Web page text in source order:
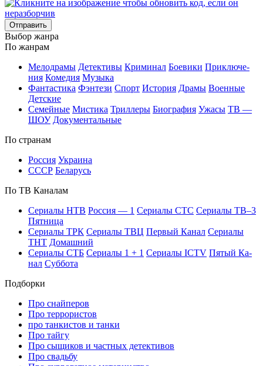
Отправить
Вы­бор жан­ра
По жан­рам
Ме­ло­дра­мы Де­тек­ти­вы Кри­ми­нал Бое­ви­ки При­клю­че­
ния Ко­ме­дия Му­зы­ка
Фан­та­сти­ка Фэн­те­зи Спорт Ис­то­рия Дра­мы Во­ен­ные
Дет­ские
Се­мей­ные Мис­ти­ка Трил­ле­ры Био­гра­фия Ужа­сы ТВ —
ШОУ До­ку­мен­таль­ные
По стра­нам
Рос­сия Ук­раи­на
СССР Бе­ла­русь
По ТВ Ка­на­лам
Се­риа­лы НТВ Рос­сия — 1 Се­риа­лы СТС Се­риа­лы ТВ–3
Пят­ни­ца
Се­риа­лы ТРК Се­риа­лы ТВЦ Пер­вый Ка­нал Се­риа­лы
ТНТ До­маш­ний
Се­риа­лы СТБ Се­риа­лы 1 + 1 Се­риа­лы ICTV Пя­тый Ка­
нал Суб­бо­та
Подборки
Про снайперов
Про террористов
про танкистов и танки
Про тайгу
Про сыщиков и частных детективов
Про свадьбу